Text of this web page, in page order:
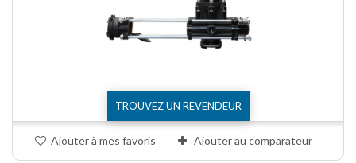
TROUVEZ UN REVENDEUR
Ajouter à mes favoris Ajouter au comparateur